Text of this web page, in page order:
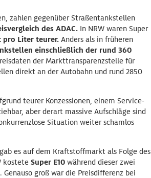
zahlen gegenüber Straßentankstellen
des ADAC. In NRW waren Super
pro Liter teurer. Anders als in früheren
einschließlich der rund 360
der Markttransparenzstelle für
direkt an der Autobahn und rund 2850
teurer Konzessionen, einem Service-
aber derart massive Aufschläge sind
Situation weiter schamlos
es auf dem Kraftstoffmarkt als Folge des
kostete Super E10 während dieser zwei
groß war die Preisdifferenz bei